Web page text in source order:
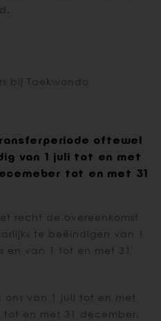
bij Taekwondo
oftewel
van 1 juli tot en met
tot en met 31
recht de overeenkomst
te beëindigen van 1
en van 1 tot en met 31
ons van 1 juli tot en met
tot en met 31 december.